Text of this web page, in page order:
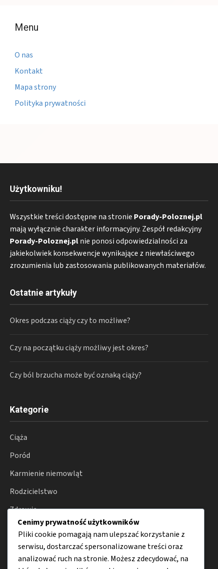
Menu
O nas
Kontakt
Mapa strony
Polityka prywatności
Użytkowniku!
Wszystkie treści dostępne na stronie Porady-Poloznej.pl
mają wyłącznie charakter informacyjny. Zespół redakcyjny
Porady-Poloznej.plnie ponosi odpowiedzialności za
jakiekolwiek konsekwencje wynikające z niewłaściwego
zrozumienia lub zastosowania publikowanych materiałów.
Ostatnie artykuły
Okres podczas ciąży czy to możliwe?
Czy na początku ciąży możliwy jest okres?
Czy ból brzucha może być oznaką ciąży?
Kategorie
Ciąża
Poród
Karmienie niemowląt
Rodzicielstwo
Zdrowie
Porady
Menu
Cenimy prywatność użytkowników
Pliki cookie pomagają nam ulepszać korzystanie z
serwisu, dostarczać spersonalizowane treści oraz
analizować ruch na stronie. Możesz zdecydować, na